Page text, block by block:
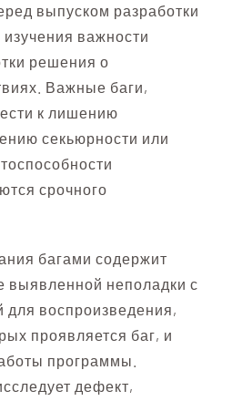
выпуском разработки
важности
решения о
Важные баги,
к лишению
секьюрности или
срочного
багами содержит
выявленной неполадки с
для воспроизведения,
проявляется баг, и
программы.
дефект,